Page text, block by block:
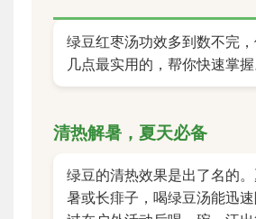
绿豆红枣汤功效多到数不完
几点最实用的，帮你快速掌握
清热解暑，夏天必备
绿豆的清热效果是出了名的
暑或长痱子，喝绿豆汤能迅